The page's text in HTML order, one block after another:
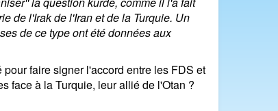
de l'Irak de l'Iran et de la Turquie. Un
de ce type ont été données aux
faire signer l'accord entre les FDS et
face à la Turquie, leur allié de l'Otan ?